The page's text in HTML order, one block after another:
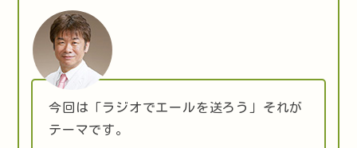
今回は「ラジオでエールを送ろう」それが
テーマです。